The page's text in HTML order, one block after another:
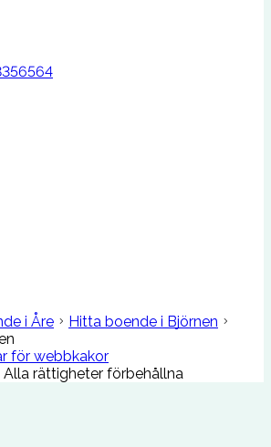
i Åre
Hitta boende i Björnen
för webbkakor
Alla rättigheter förbehållna